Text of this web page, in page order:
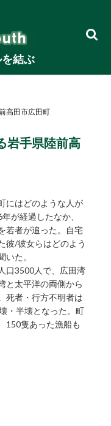
結ぶ
高田市広田町
岩手県陸前高
にはどのような人が
が経過したなか、
若者が追った。自宅
彼/彼女らはどのよう
た。
口3500人で、広田湾
と太平洋の両側から
死者・行方不明者は
・半壊となった。町
150隻あった漁船も